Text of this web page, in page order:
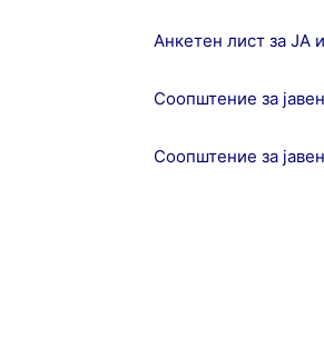
Анкетен лист за ЈА
Соопштение за
Соопштение за